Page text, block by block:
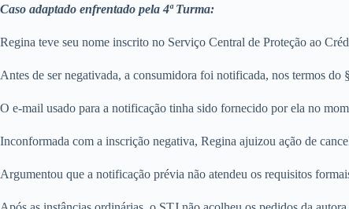
Caso adaptado enfrentado pela 4ª Turma:
Regina teve seu nome inscrito no Serviço Central de Proteção ao
Antes de ser negativada, a consumidora foi notificada, nos termos do
O e-mail usado para a notificação tinha sido fornecido por ela no
Inconformada com a inscrição negativa, Regina ajuizou ação de
Argumentou que a notificação prévia não atendeu os requisitos